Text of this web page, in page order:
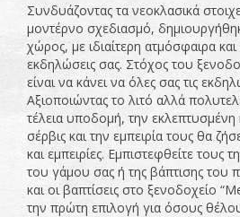
Συνδυάζοντας τα νεοκλασικά
μοντέρνο σχεδιασμό,
χώρος, με ιδιαίτερη ατμόσφαιρα και
εκδηλώσεις σας. Στόχος του
είναι να κάνει να όλες σας τις
Αξιοποιώντας το λιτό αλλά
τέλεια υποδομή, την
σέρβις και την εμπειρία τους θα
και εμπειρίες. Εμπιστεφθείτε τους
του γάμου σας ή της βάπτισης του
και οι βαπτίσεις στο ξενοδοχείο
την πρώτη επιλογή για όσους